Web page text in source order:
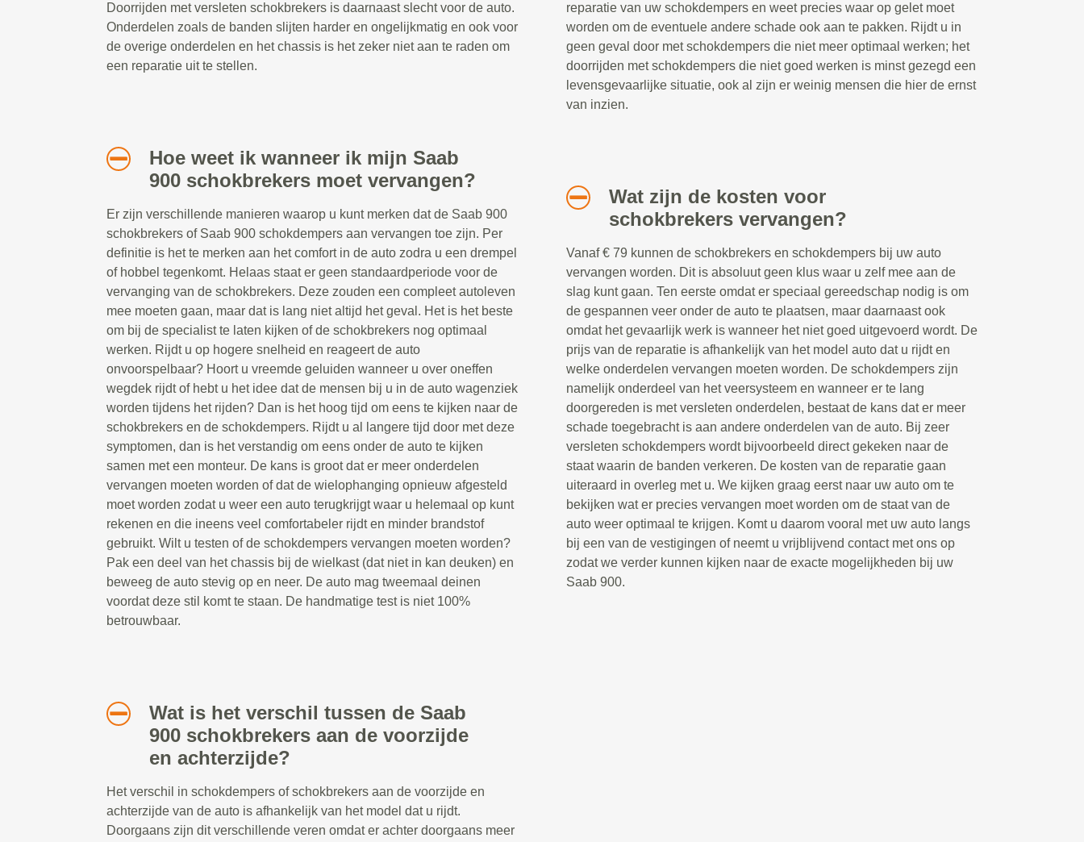
Doorrijden met versleten schokbrekers is daarnaast slecht voor de auto.
Onderdelen zoals de banden slijten harder en ongelijkmatig en ook voor
de overige onderdelen en het chassis is het zeker niet aan te raden om
een reparatie uit te stellen.
Hoe weet ik wanneer ik mijn Saab
900 schokbrekers moet vervangen?
Er zijn verschillende manieren waarop u kunt merken dat de Saab 900
schokbrekers of Saab 900 schokdempers aan vervangen toe zijn. Per
definitie is het te merken aan het comfort in de auto zodra u een drempel
of hobbel tegenkomt. Helaas staat er geen standaardperiode voor de
vervanging van de schokbrekers. Deze zouden een compleet autoleven
mee moeten gaan, maar dat is lang niet altijd het geval. Het is het beste
om bij de specialist te laten kijken of de schokbrekers nog optimaal
werken. Rijdt u op hogere snelheid en reageert de auto
onvoorspelbaar? Hoort u vreemde geluiden wanneer u over oneffen
wegdek rijdt of hebt u het idee dat de mensen bij u in de auto wagenziek
worden tijdens het rijden? Dan is het hoog tijd om eens te kijken naar de
schokbrekers en de schokdempers. Rijdt u al langere tijd door met deze
symptomen, dan is het verstandig om eens onder de auto te kijken
samen met een monteur. De kans is groot dat er meer onderdelen
vervangen moeten worden of dat de wielophanging opnieuw afgesteld
moet worden zodat u weer een auto terugkrijgt waar u helemaal op kunt
rekenen en die ineens veel comfortabeler rijdt en minder brandstof
gebruikt. Wilt u testen of de schokdempers vervangen moeten worden?
Pak een deel van het chassis bij de wielkast (dat niet in kan deuken) en
beweeg de auto stevig op en neer. De auto mag tweemaal deinen
voordat deze stil komt te staan. De handmatige test is niet 100%
betrouwbaar.
Wat is het verschil tussen de Saab
900 schokbrekers aan de voorzijde
en achterzijde?
Het verschil in schokdempers of schokbrekers aan de voorzijde en
achterzijde van de auto is afhankelijk van het model dat u rijdt.
Doorgaans zijn dit verschillende veren omdat er achter doorgaans meer
reparatie van uw schokdempers en weet precies waar op gelet moet
worden om de eventuele andere schade ook aan te pakken. Rijdt u in
geen geval door met schokdempers die niet meer optimaal werken; het
doorrijden met schokdempers die niet goed werken is minst gezegd een
levensgevaarlijke situatie, ook al zijn er weinig mensen die hier de ernst
van inzien.
Wat zijn de kosten voor
schokbrekers vervangen?
Vanaf € 79 kunnen de schokbrekers en schokdempers bij uw auto
vervangen worden. Dit is absoluut geen klus waar u zelf mee aan de
slag kunt gaan. Ten eerste omdat er speciaal gereedschap nodig is om
de gespannen veer onder de auto te plaatsen, maar daarnaast ook
omdat het gevaarlijk werk is wanneer het niet goed uitgevoerd wordt. De
prijs van de reparatie is afhankelijk van het model auto dat u rijdt en
welke onderdelen vervangen moeten worden. De schokdempers zijn
namelijk onderdeel van het veersysteem en wanneer er te lang
doorgereden is met versleten onderdelen, bestaat de kans dat er meer
schade toegebracht is aan andere onderdelen van de auto. Bij zeer
versleten schokdempers wordt bijvoorbeeld direct gekeken naar de
staat waarin de banden verkeren. De kosten van de reparatie gaan
uiteraard in overleg met u. We kijken graag eerst naar uw auto om te
bekijken wat er precies vervangen moet worden om de staat van de
auto weer optimaal te krijgen. Komt u daarom vooral met uw auto langs
bij een van de vestigingen of neemt u vrijblijvend contact met ons op
zodat we verder kunnen kijken naar de exacte mogelijkheden bij uw
Saab 900.